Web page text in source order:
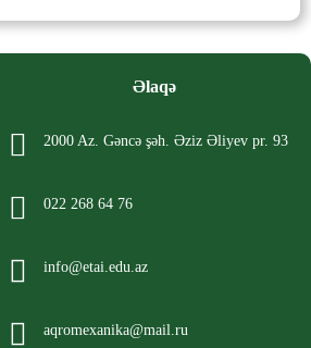
Əlaqə
2000 Az. Gəncə şəh. Əziz Əliyev pr. 93
022 268 64 76
info@etai.edu.az
aqromexanika@mail.ru